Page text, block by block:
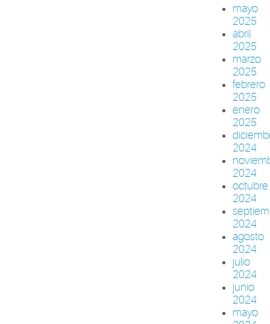
mayo
2025
abril
2025
marzo
2025
febrero
2025
enero
2025
2024
2024
octubre
2024
2024
agosto
2024
julio
2024
junio
2024
mayo